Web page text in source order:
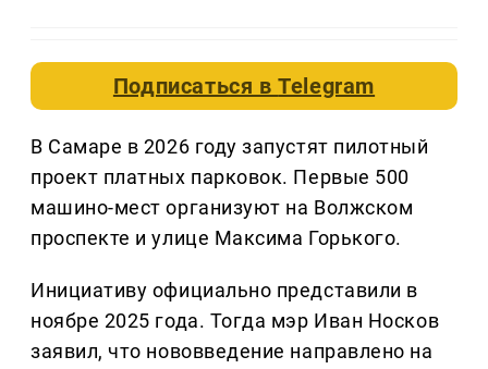
Подписаться вTelegram
В Самаре в 2026 году запустят пилотный
проект платных парковок. Первые 500
машино-мест организуют на Волжском
проспекте и улице Максима Горького.
Инициативу официально представили в
ноябре 2025 года. Тогда мэр Иван Носков
заявил, что нововведение направлено на